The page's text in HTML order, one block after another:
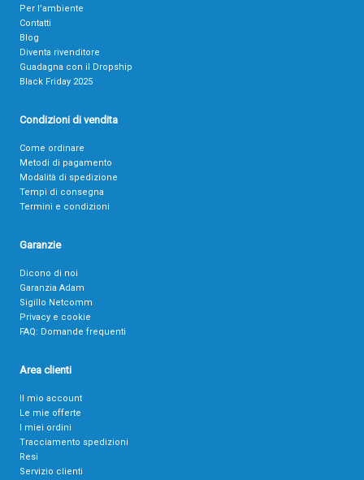
Per l’ambiente
Contatti
Blog
Diventa rivenditore
Guadagna con il Dropship
Black Friday 2025
Condizioni di vendita
Come ordinare
Metodi di pagamento
Modalità di spedizione
Tempi di consegna
Termini e condizioni
Garanzie
Dicono di noi
Garanzia Adam
Sigillo Netcomm
Privacy e cookie
FAQ: Domande frequenti
Area clienti
Il mio account
Le mie offerte
I miei ordini
Tracciamento spedizioni
Resi
Servizio clienti